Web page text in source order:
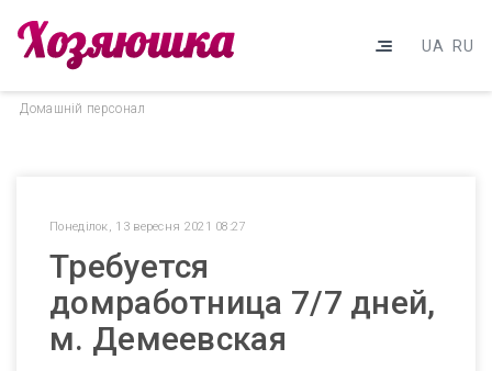
UA RU
Домашнiй персонал
Понеділок, 13 вересня 2021 08:27
Требуется
домработница 7/7 дней,
м. Демеевская